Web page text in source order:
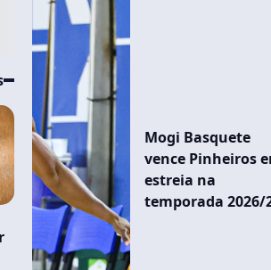
Mogi Basquete
vence Pinheiros
estreia na
temporada 2026/